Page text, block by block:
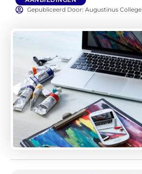
Gepubliceerd Door: Augustinus College